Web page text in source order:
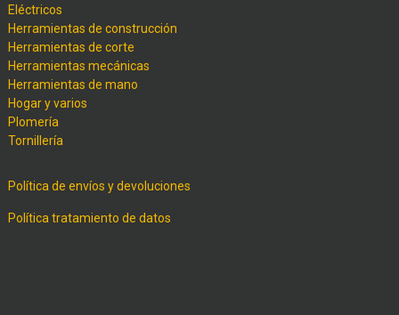
Eléctricos
Herramientas de construcción
Herramientas de corte
Herramientas mecánicas
Herramientas de mano
Hogar y varios
Plomería
Tornillería
Política de envíos y devoluciones
Política tratamiento de datos